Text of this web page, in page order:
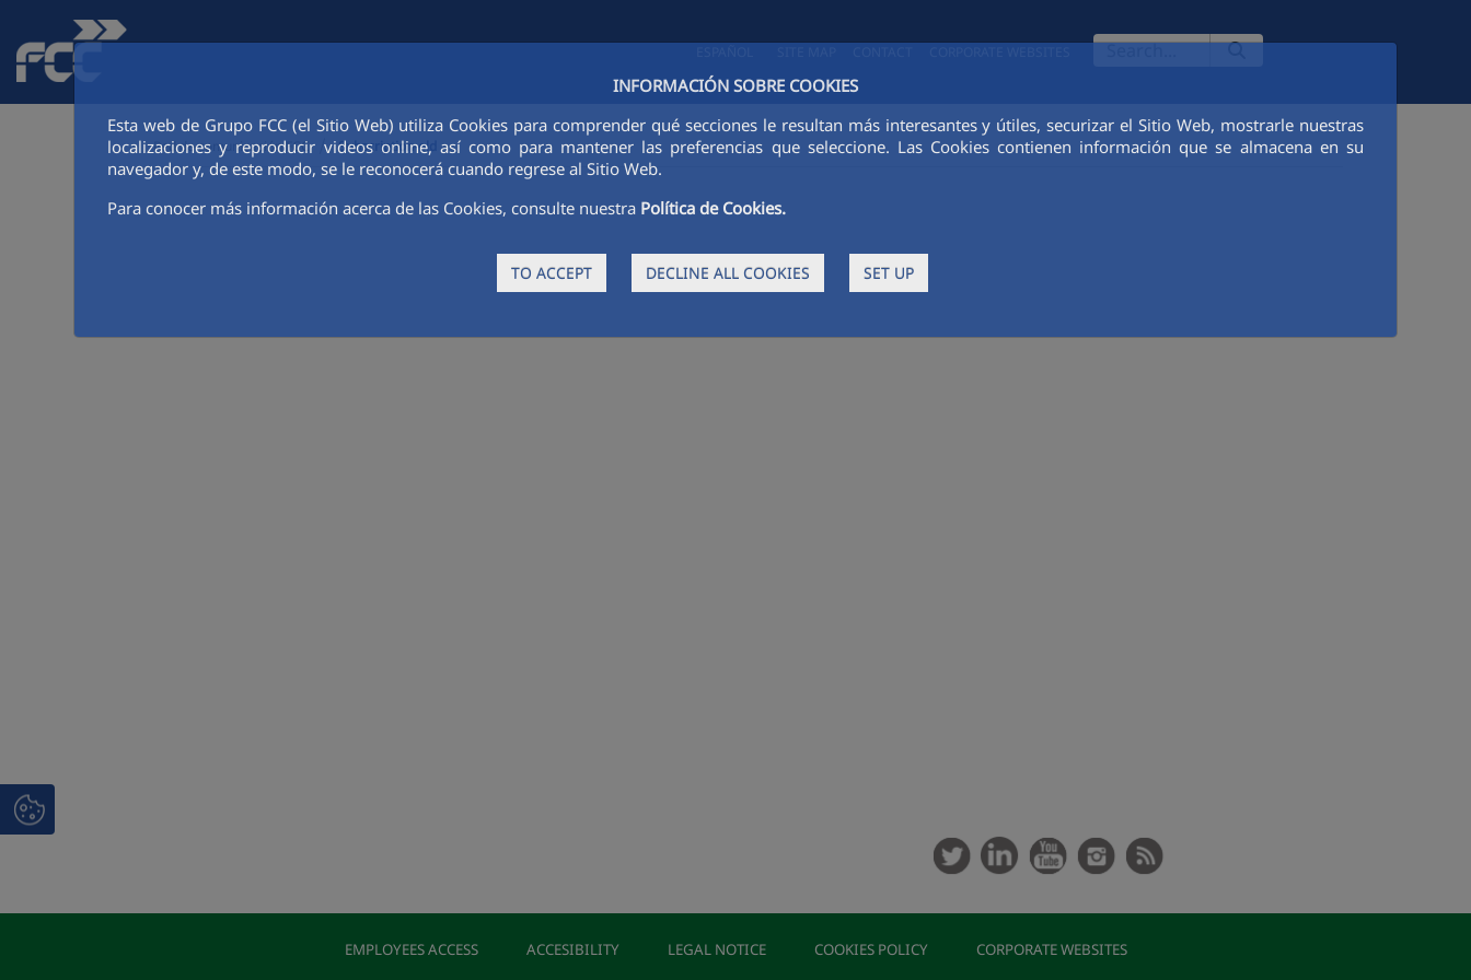
Skip to Main Content
INFORMACIÓN SOBRE COOKIES
Esta web de Grupo FCC (el Sitio Web) utiliza Cookies para comprender qué secciones le resultan más interesantes y útiles, securizar el Sitio Web, mostrarle nuestras
localizaciones y reproducir videos online, así como para mantener las preferencias que seleccione. Las Cookies contienen información que se almacena en su
navegador y, de este modo, se le reconocerá cuando regrese al Sitio Web.
Para conocer más información acerca de las Cookies, consulte nuestra Política de Cookies.
TO ACCEPT DECLINE ALL COOKIES SET UP
Red de comunicación FCC >Subscription-old
EMPLOYEES ACCESS ACCESIBILITY LEGAL NOTICE COOKIES POLICY CORPORATE WEBSITES